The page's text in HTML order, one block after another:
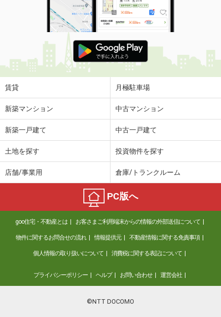
賃貸 月極駐車場
新築マンション 中古マンション
新築一戸建て 中古一戸建て
土地を探す 投資物件を探す
店舗/事業用 倉庫/トランクルーム
PC版へ
goo住宅・不動産とは お客さまご利用端末からの情報の外部送信について
物件に関するお問合せの流れ 情報提供元 不動産情報に関する免責事項
個人情報の取り扱いについて 消費税に関する表記について
プライバシーポリシー ヘルプ お問い合わせ 運営会社
©NTT DOCOMO